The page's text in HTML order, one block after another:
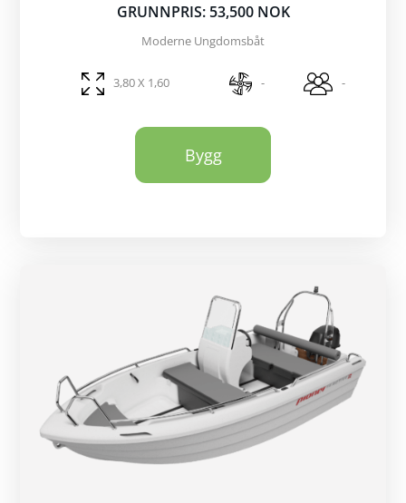
GRUNNPRIS: 53,500 NOK
Moderne Ungdomsbåt
3,80 X 1,60 - -
Bygg